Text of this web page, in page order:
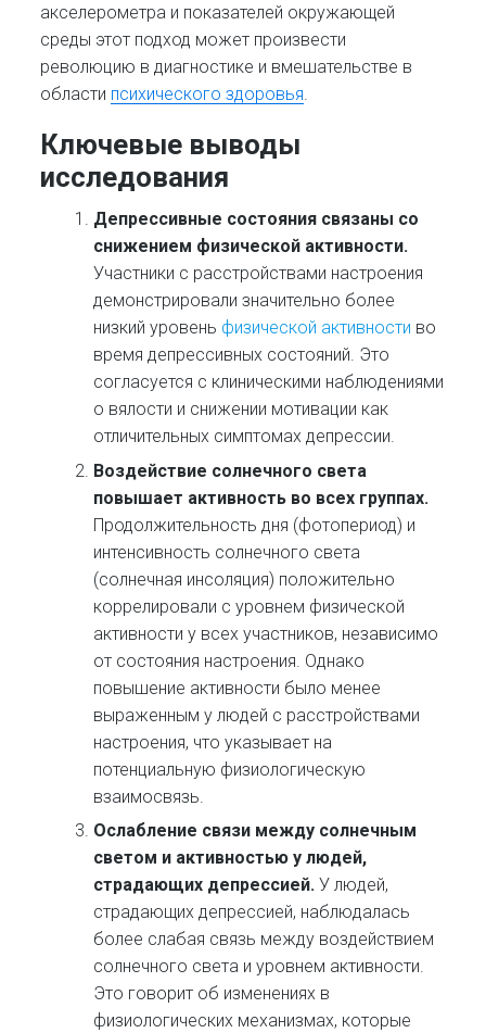
акселерометра и показателей окружающей
среды этот подход может произвести
революцию в диагностике и вмешательстве в
области психического здоровья.
Ключевые выводы
исследования
Депрессивные состояния связаны со
снижением физической активности.
Участники с расстройствами настроения
демонстрировали значительно более
низкий уровень физической активности во
время депрессивных состояний. Это
согласуется с клиническими наблюдениями
о вялости и снижении мотивации как
отличительных симптомах депрессии.
Воздействие солнечного света
повышает активность во всех группах.
Продолжительность дня (фотопериод) и
интенсивность солнечного света
(солнечная инсоляция) положительно
коррелировали с уровнем физической
активности у всех участников, независимо
от состояния настроения. Однако
повышение активности было менее
выраженным у людей с расстройствами
настроения, что указывает на
потенциальную физиологическую
взаимосвязь.
Ослабление связи между солнечным
светом и активностью у людей,
страдающих депрессией.У людей,
страдающих депрессией, наблюдалась
более слабая связь между воздействием
солнечного света и уровнем активности.
Это говорит об изменениях в
физиологических механизмах, которые